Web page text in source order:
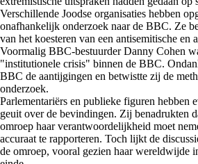
Verschillende Joodse organisaties hebben
onafhankelijk onderzoek naar de BBC. Ze
van het koesteren van een antisemitische en
Voormalig BBC-bestuurder Danny Cohen
"institutionele crisis" binnen de BBC.
BBC de aantijgingen en betwistte zij de
onderzoek.
Parlementariërs en publieke figuren hebben
geuit over de bevindingen. Zij benadrukten
omroep haar verantwoordelijkheid moet
accuraat te rapporteren. Toch lijkt de
de omroep, vooral gezien haar wereldwijde